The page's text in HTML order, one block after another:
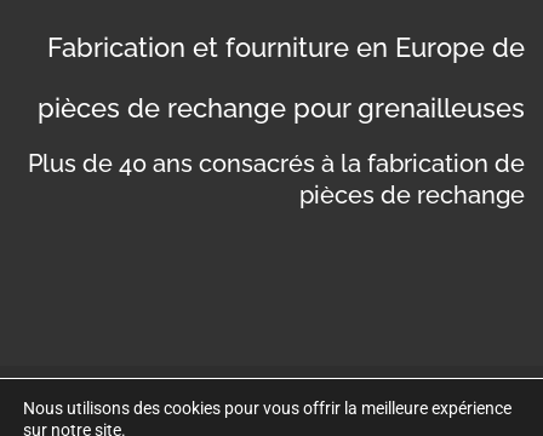
Fabrication et fourniture en Europe de
pièces de rechange pour grenailleuses
Plus de 40 ans consacrés à la fabrication de
pièces de rechange
©Copyright 2019. Disseny web per Bredax
Nous utilisons des cookies pour vous offrir la meilleure expérience
sur notre site.